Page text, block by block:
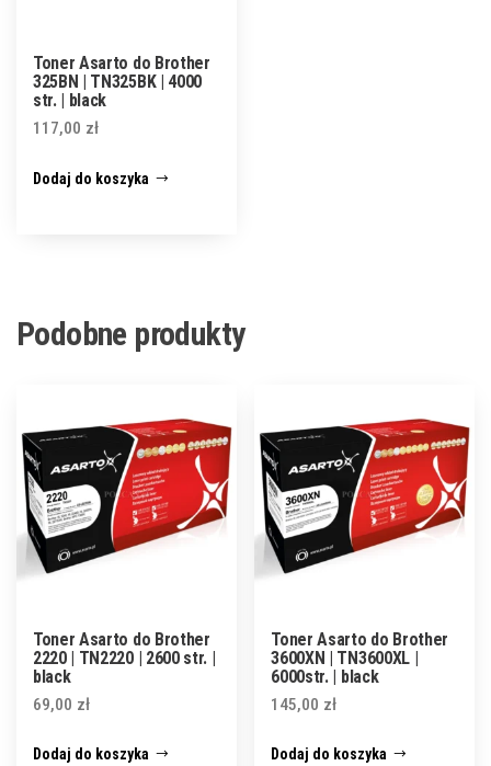
Toner Asarto do Brother
325BN | TN325BK | 4000
str. | black
117,00 zł
Dodaj do koszyka
Podobne produkty
Toner Asarto do Brother
2220 | TN2220 | 2600 str. |
black
69,00 zł
Dodaj do koszyka
Toner Asarto do Brother
3600XN | TN3600XL |
6000str. | black
145,00 zł
Dodaj do koszyka